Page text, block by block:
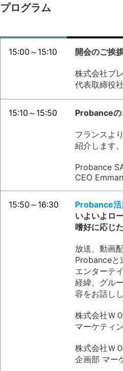
プログラム
15:00～15:10 開会のご挨
株式会社ブ
代表取締役
15:10～15:50 Probanceの
フランスよ
紹介します。
Probance
CEO
15:50～16:30
Probance活
いよいよロ
嗜好に応じ
放送、動画
Probanceと
エンターテ
経緯、グル
容をお話しし
株式会社Ｗ
マーケティ
株式会社Ｗ
企画部 マー